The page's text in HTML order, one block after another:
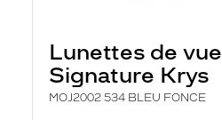
Lunettes de vue
Signature Krys
MOJ2002 534 BLEU FONCE